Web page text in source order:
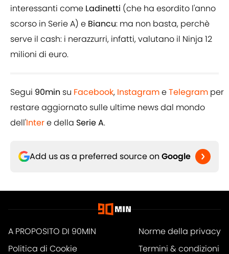
interessanti come Ladinetti (che ha esordito l'anno
scorso in Serie A) e Biancu: ma non basta, perchè
serve il cash: i nerazzurri, infatti, valutano il Ninja 12
milioni di euro.
Segui 90min su Facebook, InstagrameTelegram per
restare aggiornato sulle ultime news dal mondo
dell'Intere della Serie A.
Add us as a preferred source on Google
A PROPOSITO DI 90MIN
Norme della privacy
Politica di Cookie
Termini & condizioni